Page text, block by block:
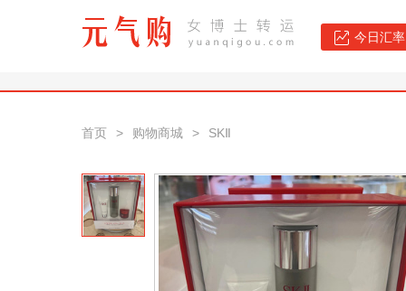
今日汇
首页 > 购物商城 > SKⅡ